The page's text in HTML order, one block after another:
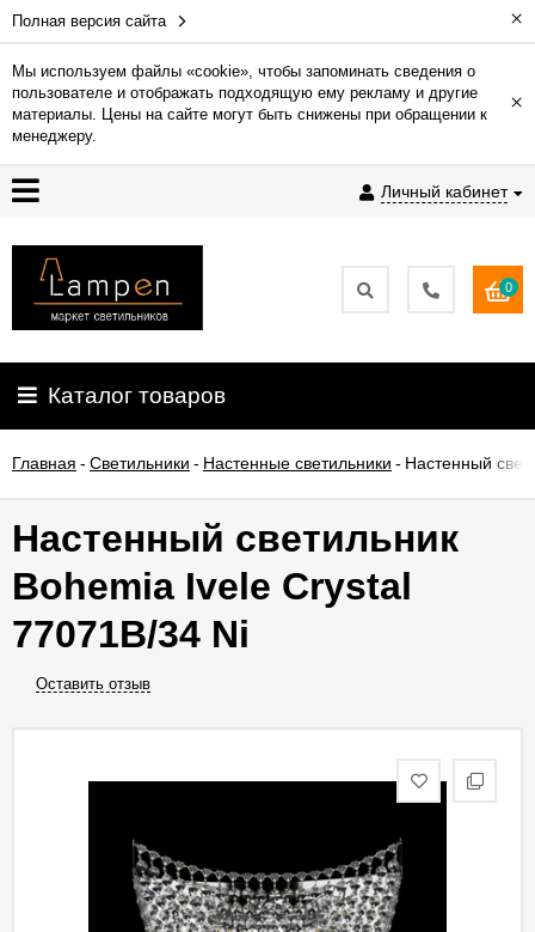
Полная версия сайта ×
Мы используем файлы «cookie», чтобы запоминать сведения о
пользователе и отображать подходящую ему рекламу и другие
материалы. Цены на сайте могут быть снижены при обращении к
менеджеру.
×
Личный кабинет
Гарантия
Доставка
и
Контакты
освещения
О
0
Каталог товаров
Главная - Светильники - Настенные светильники - Настенный
Настенный светильник
Bohemia Ivele Crystal
77071B/34 Ni
Оставить отзыв